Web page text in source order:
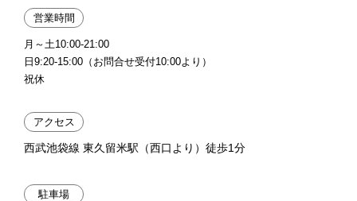
営業時間
月～土10:00-21:00
日9:20-15:00（お問合せ受付10:00より）
祝休
アクセス
西武池袋線 東久留米駅（西口より）徒歩1分
駐車場